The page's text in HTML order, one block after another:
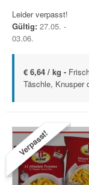
Leider verpasst!
Gültig: 27.05. -
03.06.
€ 6,64 / kg -
Täschle, Knusper
Verpasst!